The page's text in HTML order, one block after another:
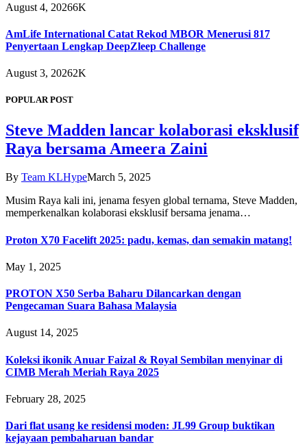
August 4, 20266K
AmLife International Catat Rekod MBOR Menerusi 817
Penyertaan Lengkap DeepZleep Challenge
August 3, 20262K
POPULAR POST
Steve Madden lancar kolaborasi eksklusif
Raya bersama Ameera Zaini
By Team KLHypeMarch 5, 2025
Musim Raya kali ini, jenama fesyen global ternama, Steve Madden,
memperkenalkan kolaborasi eksklusif bersama jenama…
Proton X70 Facelift 2025: padu, kemas, dan semakin matang!
May 1, 2025
PROTON X50 Serba Baharu Dilancarkan dengan
Pengecaman Suara Bahasa Malaysia
August 14, 2025
Koleksi ikonik Anuar Faizal & Royal Sembilan menyinar di
CIMB Merah Meriah Raya 2025
February 28, 2025
Dari flat usang ke residensi moden: JL99 Group buktikan
kejayaan pembaharuan bandar